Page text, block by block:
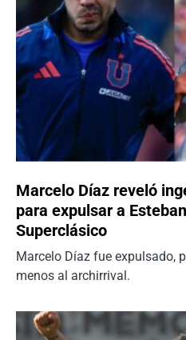
Marcelo Díaz reveló
para expulsar a
Superclásico
Marcelo Díaz fue expulsado,
menos al archirrival.